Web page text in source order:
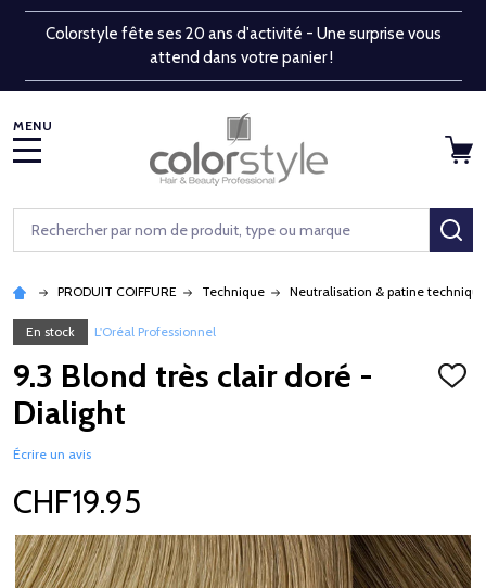
Colorstyle fête ses 20 ans d'activité - Une surprise vous
attend dans votre panier !
Rechercher
PRODUIT COIFFURE Technique Neutralisation & patine technique
En stock L'Oréal Professionnel
9.3 Blond très clair doré -
Dialight
Écrire un avis
CHF19.95